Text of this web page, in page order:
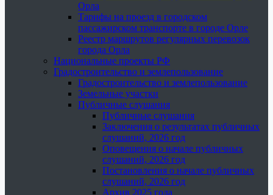
Орла
Тарифы на проезд в городском
пассажирском транспорте в городе Орле
Реестр маршрутов регулярных перевозок
города Орла
Национальные проекты РФ
Градостроительство и землепользование
Градостроительство и землепользование
Земельные участки
Публичные слушания
Публичные слушания
Заключения о результатах публичных
слушаний, 2026 год
Оповещения о начале публичных
слушаний, 2026 год
Постановления о начале публичных
слушаний, 2026 год
Архив 2025 года